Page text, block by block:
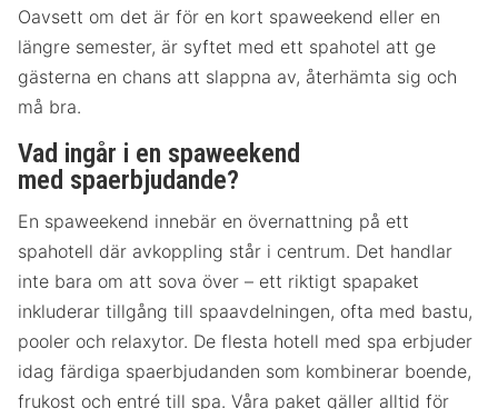
Oavsett om det är för en kort spaweekend eller en
längre semester, är syftet med ett spahotel att ge
gästerna en chans att slappna av, återhämta sig och
må bra.
Vad ingår i en spaweekend
med spaerbjudande?
En spaweekend innebär en övernattning på ett
spahotell där avkoppling står i centrum. Det handlar
inte bara om att sova över – ett riktigt spapaket
inkluderar tillgång till spaavdelningen, ofta med bastu,
pooler och relaxytor. De flesta hotell med spa erbjuder
idag färdiga spaerbjudanden som kombinerar boende,
frukost och entré till spa. Våra paket gäller alltid för